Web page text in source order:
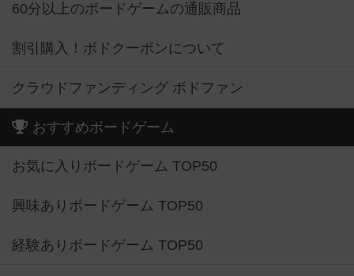
60分以上のボードゲームの通販商品
割引購入！ボドクーポンについて
クラウドファンディング ボドファン
おすすめボードゲーム
お気に入りボードゲーム TOP50
興味ありボードゲーム TOP50
経験ありボードゲーム TOP50